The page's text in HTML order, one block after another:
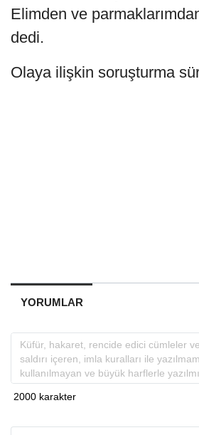
Elimden ve
dedi.
Olaya ilişkin soruşturma
YORUMLAR